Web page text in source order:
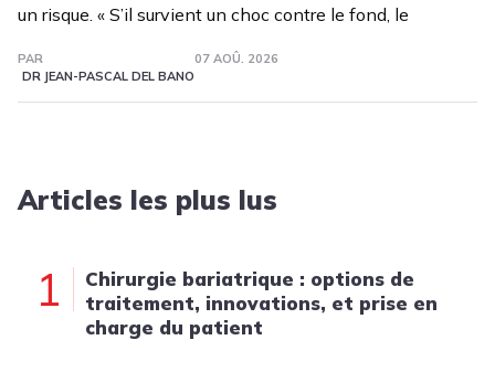
un risque. « S’il survient un choc contre le fond, le
PAR
DR JEAN-PASCAL DEL BANO
07 AOÛ. 2026
Articles les plus lus
1
Chirurgie bariatrique : options de
traitement, innovations, et prise en
charge du patient